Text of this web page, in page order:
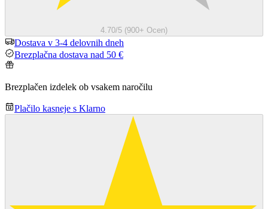
4.70/5 (900+ Ocen)
Dostava v 3-4 delovnih dneh
Brezplačna dostava nad 50 €
Brezplačen izdelek ob vsakem naročilu
Plačilo kasneje s Klarno